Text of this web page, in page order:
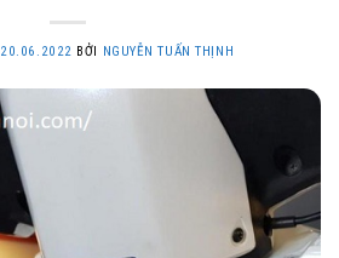
20.06.2022 BỞI NGUYỄN TUẤN THỊNH